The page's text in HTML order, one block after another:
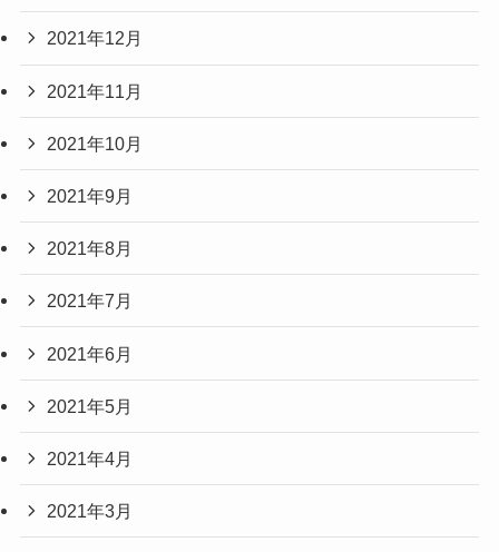
2021年12月
2021年11月
2021年10月
2021年9月
2021年8月
2021年7月
2021年6月
2021年5月
2021年4月
2021年3月